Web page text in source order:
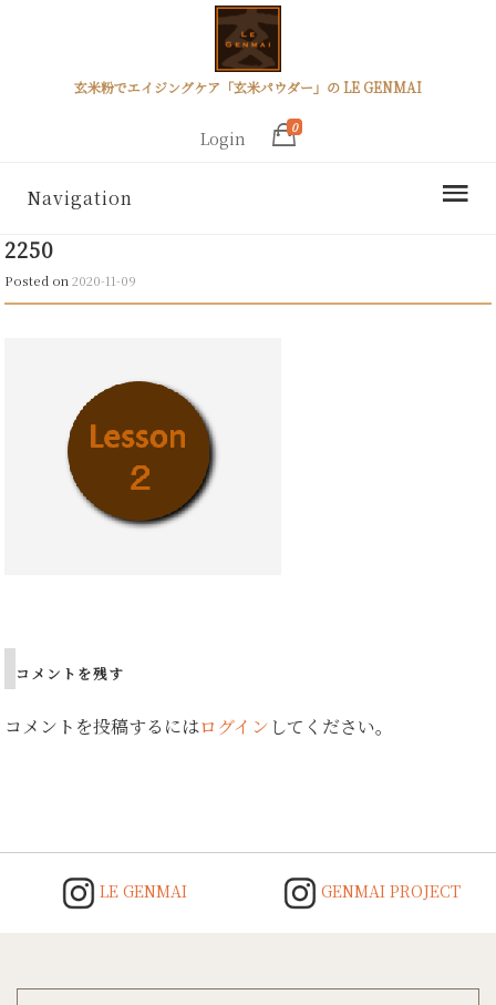
玄米粉でエイジングケア「玄米パウダー」の LE GENMAI
Login
0
Navigation
2250
Posted on2020-11-09
コメントを残す
コメントを投稿するにはログイン してください。
LE GENMAI GENMAI PROJECT